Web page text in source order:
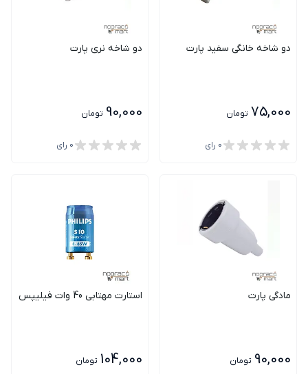
دو شاخه خانگی سفید پارت
75,000 تومان
0 رای
دو شاخه نری پارت
90,000 تومان
0 رای
مادگی پارت
90,000 تومان
استارت مهتابی 40 وات فیلیپس
104,000 تومان